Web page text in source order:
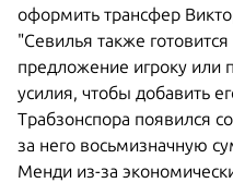
оформить трансфер
"Севилья также
предложение игроку или
усилия, чтобы добавить
Трабзонспора появился
за него восьмизначную
Менди из-за